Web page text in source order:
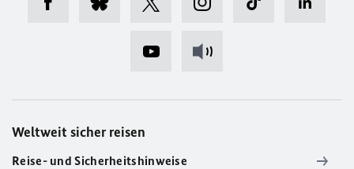
Weltweit sicher reisen
Reise- und Sicherheitshinweise